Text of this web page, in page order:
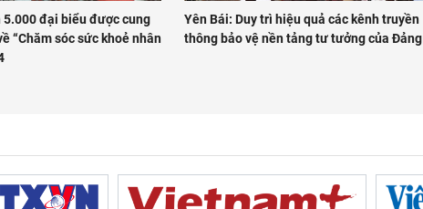
5.000 đại biểu được cung
“Chăm sóc sức khoẻ nhân
Yên Bái: Duy trì hiệu quả các kênh truyền
thông bảo vệ nền tảng tư tưởng của Đảng